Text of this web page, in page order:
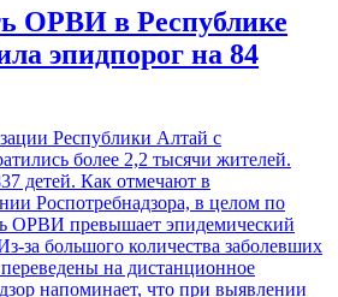
ОРВИ в Республике
эпидпорог на 84
Республики Алтай с
более 2,2 тысячи жителей.
детей. Как отмечают в
Роспотребнадзора, в целом по
ОРВИ превышает эпидемический
за большого количества заболевших
на дистанционное
напоминает, что при выявлении